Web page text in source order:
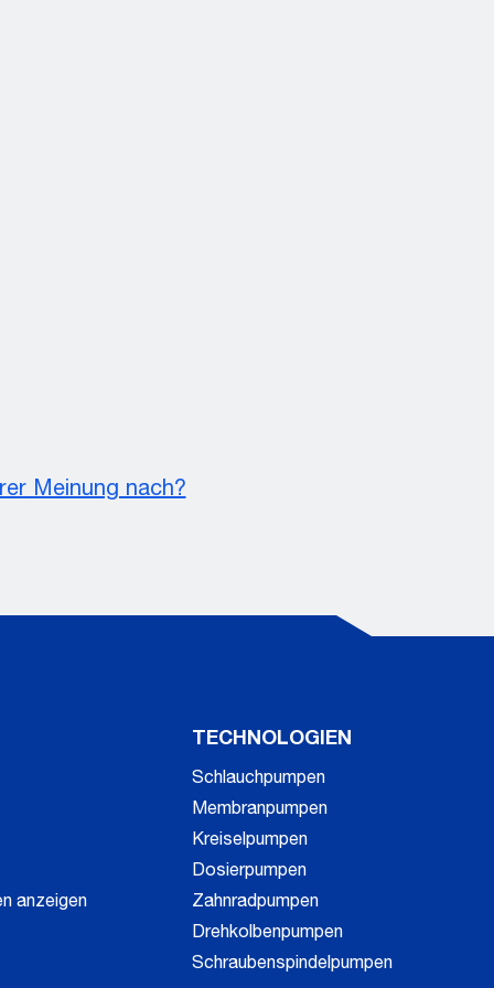
Meinung nach?
anzeigen
TECHNOLOGIEN
Schlauchpumpen
Membranpumpen
Kreiselpumpen
Dosierpumpen
Zahnradpumpen
Drehkolbenpumpen
Schraubenspindelpumpen